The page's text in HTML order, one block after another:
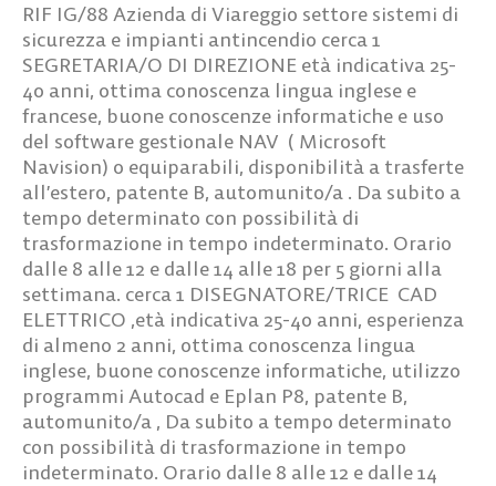
RIF IG/88 Azienda di Viareggio settore sistemi di
sicurezza e impianti antincendio cerca1
SEGRETARIA/O DI DIREZIONE età indicativa 25-
40 anni, ottima conoscenza lingua inglese e
francese, buone conoscenze informatiche e uso
del software gestionale NAV ( Microsoft
Navision) o equiparabili, disponibilità a trasferte
all’estero, patente B, automunito/a . Da subito a
tempo determinato con possibilità di
trasformazione in tempo indeterminato. Orario
dalle 8 alle 12 e dalle 14 alle 18 per 5 giorni alla
settimana. cerca1 DISEGNATORE/TRICE CAD
ELETTRICO ,età indicativa 25-40 anni, esperienza
di almeno 2 anni, ottima conoscenza lingua
inglese, buone conoscenze informatiche, utilizzo
programmi Autocad e Eplan P8, patente B,
automunito/a , Da subito a tempo determinato
con possibilità di trasformazione in tempo
indeterminato. Orario dalle 8 alle 12 e dalle 14